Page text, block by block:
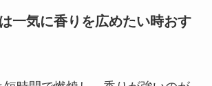
一気に香りを広めたい時おす